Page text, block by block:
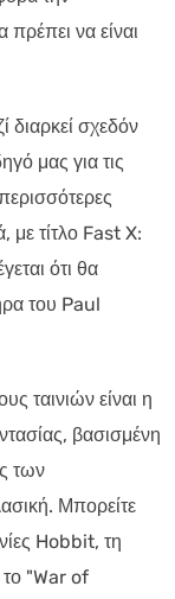
πρέπει να είναι
σχεδόν
μας για τις
με τίτλο Fast X:
ότι θα
του Paul
ταινιών είναι η
βασισμένη
των
Μπορείτε
Hobbit, τη
"War of